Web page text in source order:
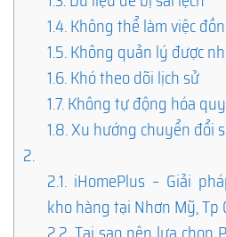
1.4.Không thể làm việc
1.5.Không quản lý được
1.6.Khó theo dõi lịch sử
1.7.Không tự động hóa
1.8.Xu hướng chuyển đổi
2.
2.1. iHomePlus – Giải
kho hàng tại Nhơn Mỹ, Tp